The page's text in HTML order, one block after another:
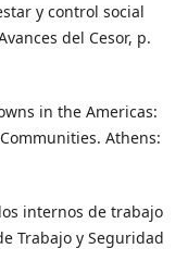
y control social
del Cesor, p.
in the Americas:
Athens:
internos de trabajo
Trabajo y Seguridad